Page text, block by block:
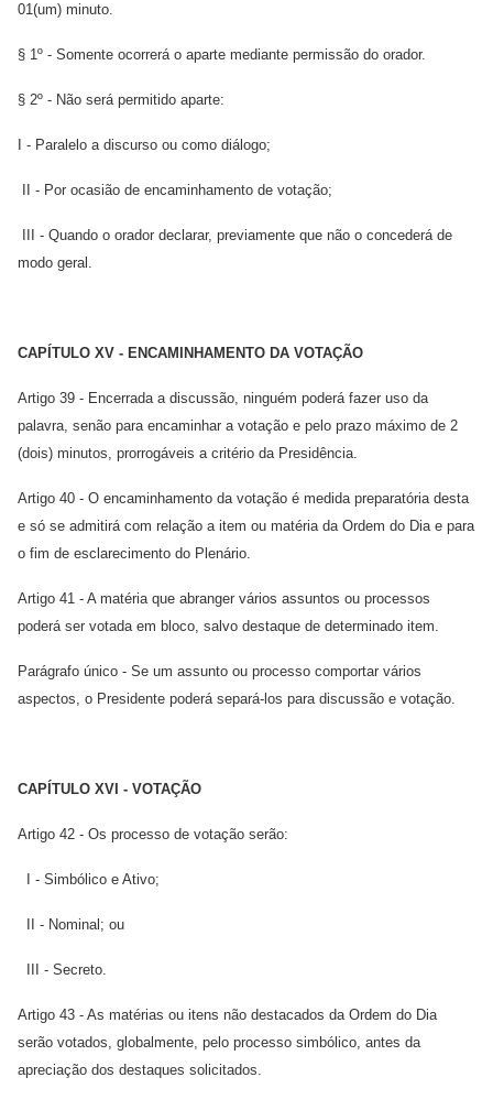
01(um) minuto.
§ 1º - Somente ocorrerá o aparte mediante permissão do orador.
§ 2º - Não será permitido aparte:
I - Paralelo a discurso ou como diálogo;
II - Por ocasião de encaminhamento de votação;
III - Quando o orador declarar, previamente que não o concederá de
modo geral.
CAPÍTULO XV - ENCAMINHAMENTO DA VOTAÇÃO
Artigo 39 - Encerrada a discussão, ninguém poderá fazer uso da
palavra, senão para encaminhar a votação e pelo prazo máximo de 2
(dois) minutos, prorrogáveis a critério da Presidência.
Artigo 40 - O encaminhamento da votação é medida preparatória desta
e só se admitirá com relação a item ou matéria da Ordem do Dia e para
o fim de esclarecimento do Plenário.
Artigo 41 - A matéria que abranger vários assuntos ou processos
poderá ser votada em bloco, salvo destaque de determinado item.
Parágrafo único - Se um assunto ou processo comportar vários
aspectos, o Presidente poderá separá-los para discussão e votação.
CAPÍTULO XVI - VOTAÇÃO
Artigo 42 - Os processo de votação serão:
I - Simbólico e Ativo;
II - Nominal; ou
III - Secreto.
Artigo 43 - As matérias ou itens não destacados da Ordem do Dia
serão votados, globalmente, pelo processo simbólico, antes da
apreciação dos destaques solicitados.